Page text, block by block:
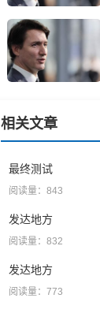
相关文章
最终测试
阅读量：843
发达地方
阅读量：832
发达地方
阅读量：773